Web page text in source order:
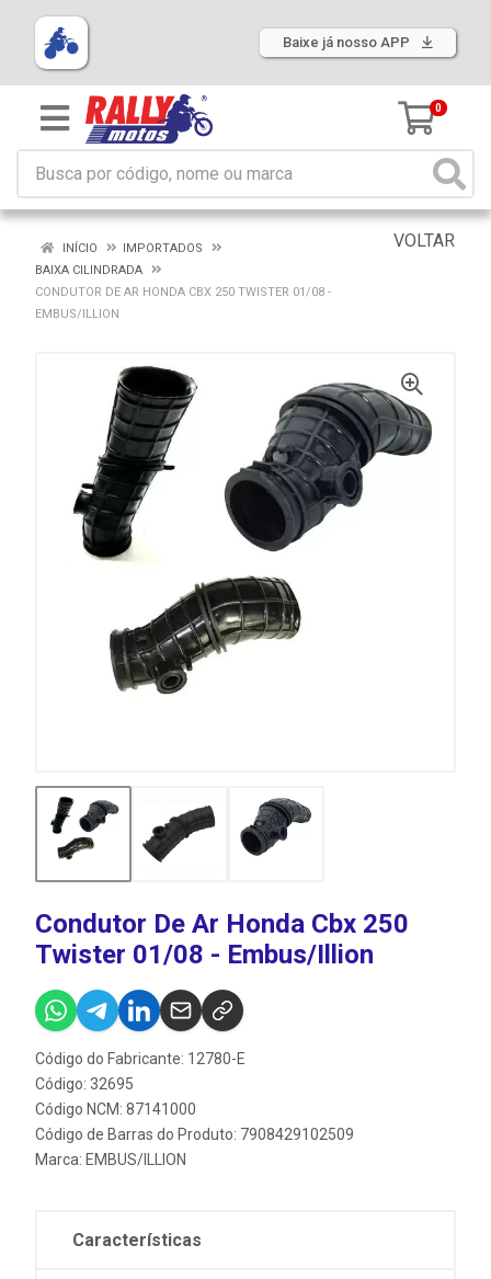
Baixe já nosso APP
0
VOLTAR
INÍCIO
IMPORTADOS
BAIXA CILINDRADA
CONDUTOR DE AR HONDA CBX 250 TWISTER 01/08 -
EMBUS/ILLION
Condutor De Ar Honda Cbx 250
Twister 01/08 - Embus/Illion
Código do Fabricante: 12780-E
Código: 32695
Código NCM: 87141000
Código de Barras do Produto: 7908429102509
Marca: EMBUS/ILLION
Características